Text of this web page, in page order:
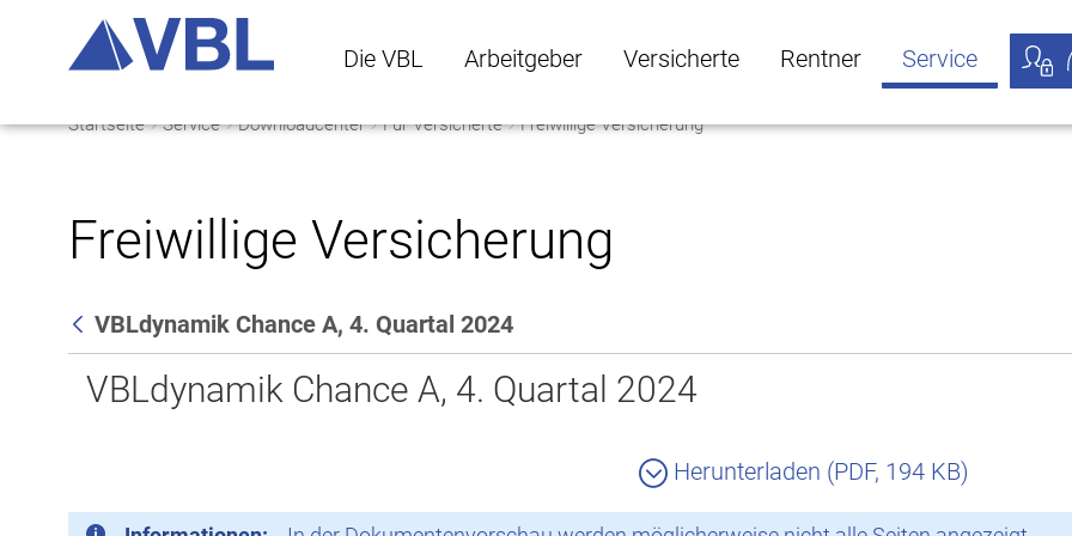
Die VBL
Die VBL Untermenü öffnen
Arbeitgeber
Arbeitgeber Untermenü öffnen
Versicherte
Versicherte Untermenü öffnen
Rentner Service
Startseite Service Downloadcenter Für Versicherte Freiwillige Versicherung
Freiwillige Versicherung
Zurück
VBLdynamik Chance A, 4. Quartal 2024
VBLdynamik Chance A, 4. Quartal 2024
Herunterladen (PDF, 194 KB)